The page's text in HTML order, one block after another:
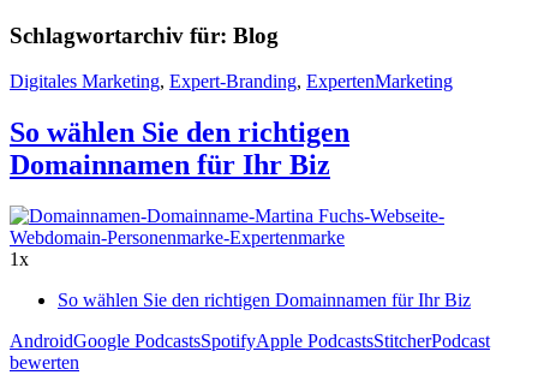
Schlagwortarchiv für: Blog
Digitales Marketing, Expert-Branding, ExpertenMarketing
So wählen Sie den richtigen
Domainnamen für Ihr Biz
1x
So wählen Sie den richtigen Domainnamen für Ihr Biz
AndroidGoogle PodcastsSpotifyApple PodcastsStitcherPodcast
bewerten